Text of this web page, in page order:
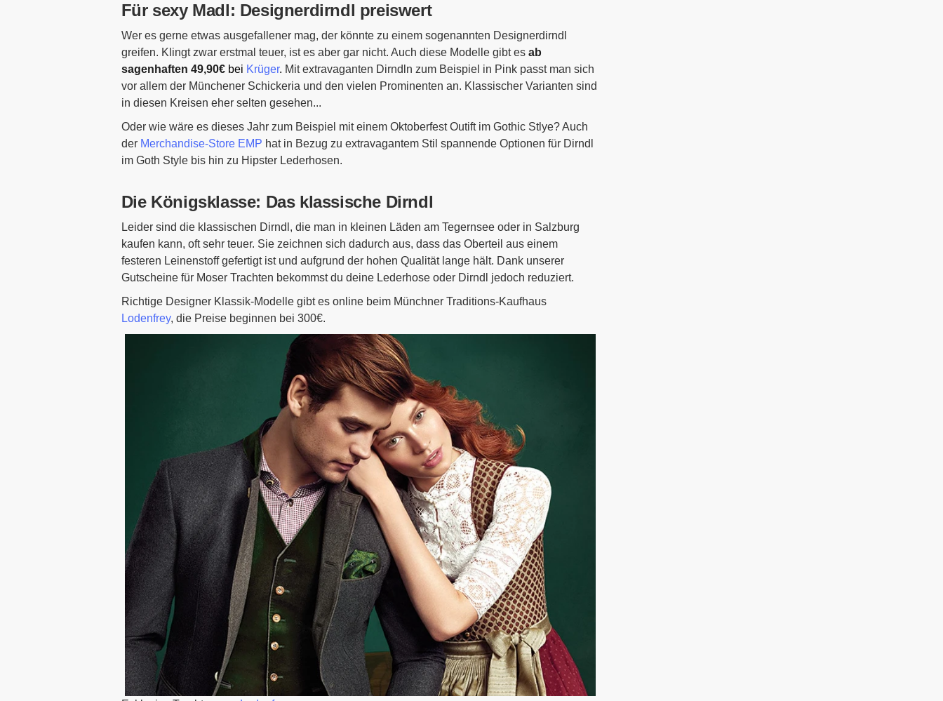
Für sexy Madl: Designerdirndl preiswert
Wer es gerne etwas ausgefallener mag, der könnte zu einem sogenannten Designerdirndl
greifen. Klingt zwar erstmal teuer, ist es aber gar nicht. Auch diese Modelle gibt es ab
sagenhaften 49,90€bei Krüger. Mit extravaganten Dirndln zum Beispiel in Pink passt man sich
vor allem der Münchener Schickeria und den vielen Prominenten an. Klassischer Varianten sind
in diesen Kreisen eher selten gesehen...
Oder wie wäre es dieses Jahr zum Beispiel mit einem Oktoberfest Outift im Gothic Stlye? Auch
der Merchandise-Store EMP hat in Bezug zu extravagantem Stil spannende Optionen für Dirndl
im Goth Style bis hin zu Hipster Lederhosen.
Die Königsklasse: Das klassische Dirndl
Leider sind die klassischen Dirndl, die man in kleinen Läden am Tegernsee oder in Salzburg
kaufen kann, oft sehr teuer. Sie zeichnen sich dadurch aus, dass das Oberteil aus einem
festeren Leinenstoff gefertigt ist und aufgrund der hohen Qualität lange hält. Dank unserer
Gutscheine für Moser Trachten bekommst du deine Lederhose oder Dirndl jedoch reduziert.
Richtige Designer Klassik-Modelle gibt es online beim Münchner Traditions-Kaufhaus
Lodenfrey, die Preise beginnen bei 300€.